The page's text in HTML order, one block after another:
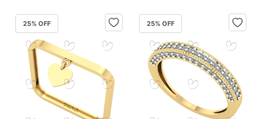
25% OFF 25% OFF